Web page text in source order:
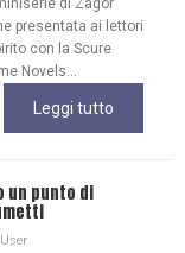
presentata ai lettori
con la Scure
Novels...
Leggi tutto
un punto di